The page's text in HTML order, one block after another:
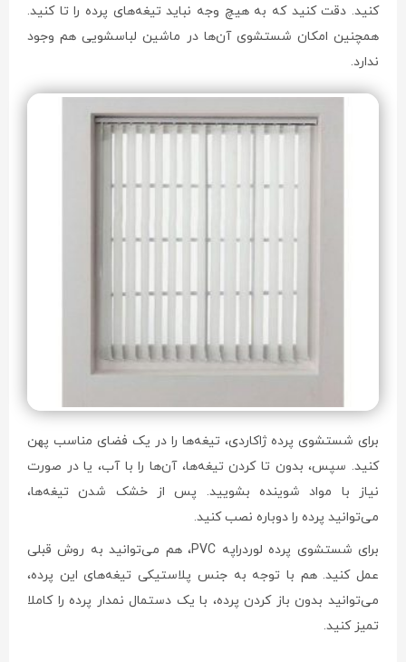
کنید. دقت کنید که به هیچ وجه نباید تیغه‌های پرده را تا کنید.
همچنین امکان شستشوی آن‌ها در ماشین لباسشویی هم وجود
ندارد.
برای شستشوی پرده ژاکاردی، تیغه‌ها را در یک فضای مناسب پهن
کنید. سپس، بدون تا کردن تیغه‌ها، آن‌ها را با آب، یا در صورت
نیاز با مواد شوینده بشویید. پس از خشک شدن تیغه‌ها،
می‌توانید پرده را دوباره نصب کنید.
برای شستشوی پرده لوردراپه PVC، هم می‌توانید به روش قبلی
عمل کنید. هم با توجه به جنس پلاستیکی تیغه‌های این پرده،
می‌توانید بدون باز کردن پرده، با یک دستمال نمدار پرده را کاملا
تمیز کنید.